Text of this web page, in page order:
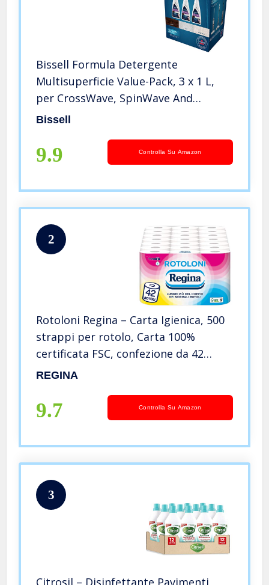
Bissell Formula Detergente
Multisuperficie Value-Pack, 3 x 1 L,
per CrossWave, SpinWave And
HydroWave, 2885
Bissell
9.9 Controlla Su Amazon
2
Rotoloni Regina – Carta Igienica, 500
strappi per rotolo, Carta 100%
certificata FSC, confezione da 42
rotoli
REGINA
9.7 Controlla Su Amazon
3